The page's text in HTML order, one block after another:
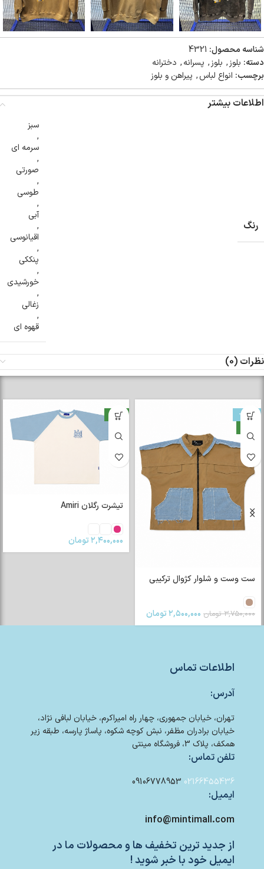
شناسه محصول: 4321
دسته: بلوز, بلوز, پسرانه, دخترانه
برچسب: انواع لباس, پیراهن و بلوز
اطلاعات بیشتر
رنگ
سبز
,
سرمه ای
,
صورتی
,
طوسی
,
آبی
,
اقیانوسی
,
پنککی
,
خورشیدی
,
زغالی
,
قهوه ای
نظرات (0)
-33%
ست وست و شلوار کژوال ترکیبی
۳,۷۵۰,۰۰۰ تومان ۲,۵۰۰,۰۰۰تومان
جدید
تیشرت رگلان Amiri
۲,۴۰۰,۰۰۰تومان
اطلاعات تماس
آدرس:
تهران، خیابان جمهوری، چهار راه امیراکرم، خیابان لبافی نژاد،
خیابان برادران مظفر، نبش کوچه شکوه، پاساژ پارسه، طبقه زیر
همکف، پلاک 3، فروشگاه مینتی
تلفن تماس:
02166455436
09106778953
ایمیل:
info@mintimall.com
از جدید ترین تخفیف ها و محصولات ما در
ایمیل خود با خبر شوید !